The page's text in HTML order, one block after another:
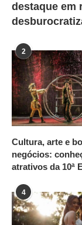
destaque em
2
Cultura, arte e
negócios:
atrativos da 10ª
4